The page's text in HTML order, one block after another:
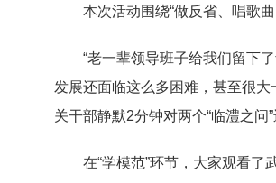
本次活动围绕“做反省、唱歌
“老一辈领导班子给我们留下
发展还面临这么多困难，甚至很
关干部静默2分钟对两个“临澧之
在“学模范”环节，大家观看